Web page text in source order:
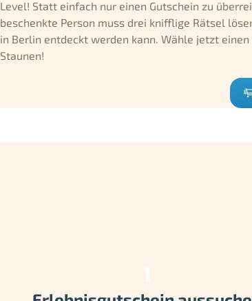
Level! Statt einfach nur einen Gutschein zu
beschenkte Person muss drei knifflige Rätsel
in Berlin entdeckt werden kann. Wähle jetzt
Staunen!